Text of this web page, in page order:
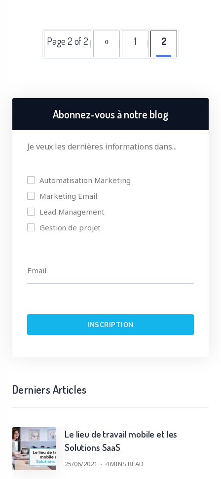
Page 2 of 2 « 1 2
Abonnez-vous à notre blog
Je veux les dernières informations dans...
Automatisation Marketing
Marketing Email
Lead Management
Gestion de projet
Derniers Articles
Le lieu de travail mobile et les
Solutions SaaS
25/06/2021 4MINS READ